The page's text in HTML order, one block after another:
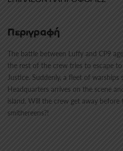
Περιγραφή
The battle between Luffy and CP9
the rest of the crew tries to escape
Justice. Suddenly, a fleet of warships
Headquarters arrives on the scene
island. Will the crew get away before
smithereens?!